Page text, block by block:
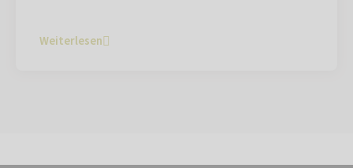
Weiterlesen